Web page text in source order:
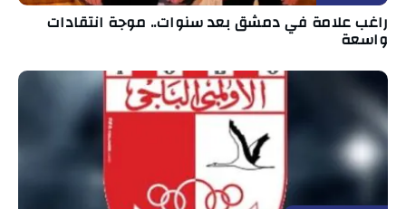
راغب علامة في دمشق بعد سنوات.. موجة انتقادات
واسعة